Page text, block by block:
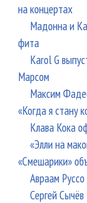
на концертах
Мадонна и
фита
Karol G
Марсом
Максим
«Когда я стану
Клава Кока
«Элли на
«Смешарики»
Авраам
Сергей